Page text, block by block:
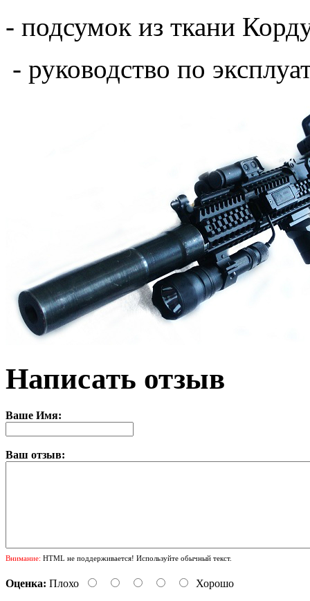
- подсумок из ткани
- руководство по
Написать отзыв
Ваше Имя:
Ваш отзыв:
Внимание: HTML не поддерживается! Используйте обычный текст.
Оценка: Плохо Хорошо